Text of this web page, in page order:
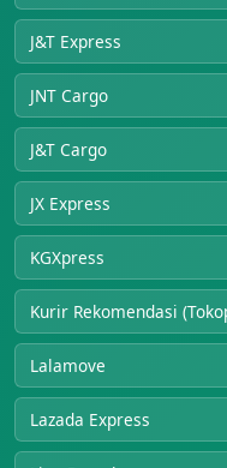
J&T Express
JNT Cargo
J&T Cargo
JX Express
KGXpress
Kurir Rekomendasi
Lalamove
Lazada Express